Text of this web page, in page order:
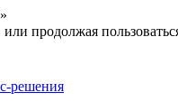
продолжая
решения